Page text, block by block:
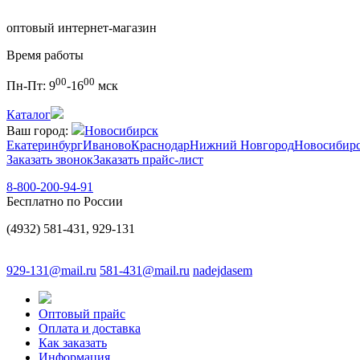
оптовый интернет-магазин
Время работы
Пн-Пт: 900-1600 мск
Каталог
Ваш город:
Новосибирск
ЕкатеринбургИвановоКраснодарНижний Новгород
Заказать звонокЗаказать прайс-лист
8-800-200-94-91
Бесплатно по России
(4932) 581-431, 929-131
929-131@mail.ru 581-431@mail.ru nadejdasem
Оптовый прайс
Оплата и доставка
Как заказать